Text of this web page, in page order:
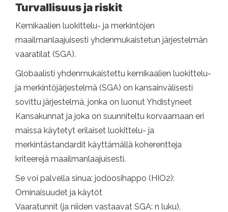
Turvallisuus ja riskit
Kemikaalien luokittelu- ja merkintöjen
maailmanlaajuisesti yhdenmukaistetun järjestelmän
vaaratilat (SGA).
Globaalisti yhdenmukaistettu kemikaalien luokittelu-
ja merkintöjärjestelmä (SGA) on kansainvälisesti
sovittu järjestelmä, jonka on luonut Yhdistyneet
Kansakunnat ja joka on suunniteltu korvaamaan eri
maissa käytetyt erilaiset luokittelu- ja
merkintästandardit käyttämällä koherentteja
kriteerejä maailmanlaajuisesti.
Se voi palvella sinua: jodoosihappo (HIO2):
Ominaisuudet ja käytöt
Vaaratunnit (ja niiden vastaavat SGA: n luku),